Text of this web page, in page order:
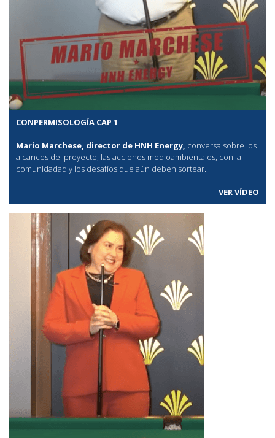
CONPERMISOLOGÍA CAP 1
Mario Marchese, director de HNH Energy, conversa sobre los
alcances del proyecto, las acciones medioambientales, con la
comunidadad y los desafíos que aún deben sortear.
VER VÍDEO